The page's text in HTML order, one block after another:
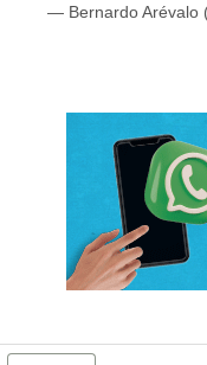
— Bernardo Arévalo